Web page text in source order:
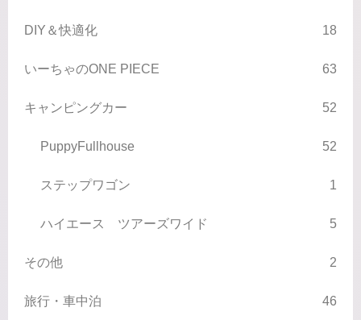
DIY＆快適化 18
いーちゃのONE PIECE 63
キャンピングカー 52
PuppyFullhouse 52
ステップワゴン 1
ハイエース ツアーズワイド 5
その他 2
旅行・車中泊 46